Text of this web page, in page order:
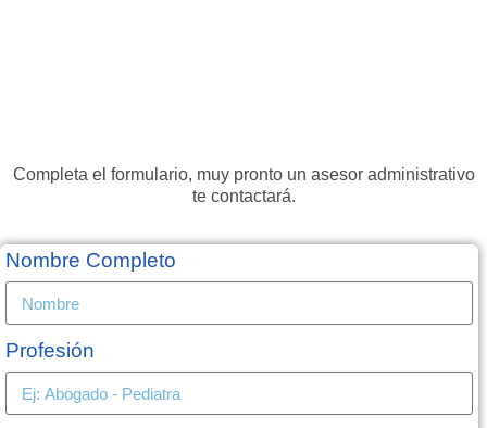
Completa el formulario, muy pronto un asesor administrativo
te contactará.
Nombre Completo
Profesión